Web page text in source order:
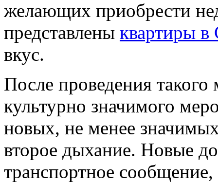
желающих приобрести
представлены квартиры в
вкус.
После проведения
культурно значимого
новых, не менее
второе дыхание. Новые
транспортное